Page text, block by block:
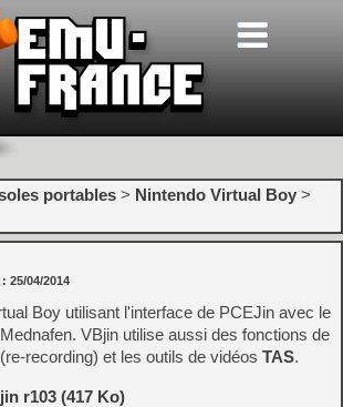
portables > Nintendo Virtual Boy >
25/04/2014
Boy utilisant l'interface de PCEJin avec le
VBjin utilise aussi des fonctions de
recording) et les outils de vidéos TAS.
r103 (417 Ko)